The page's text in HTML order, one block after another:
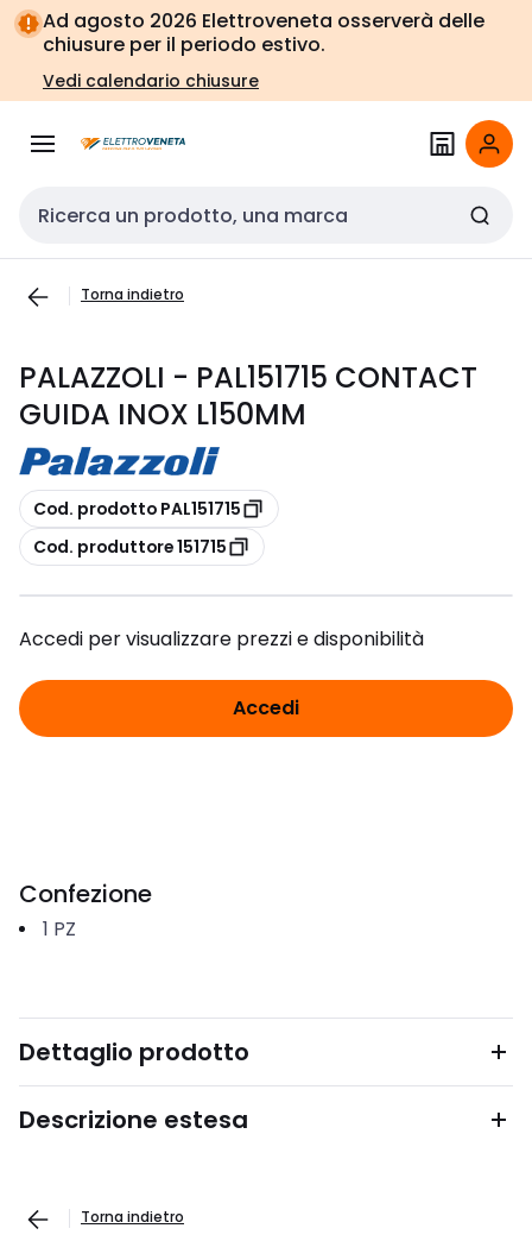
Vai alla
navigazione
Vai
alla
pagina
Ad agosto 2026 Elettroveneta osserverà delle
chiusure per il periodo estivo.
Vedi calendario chiusure
Cerca input
Torna indietro
PALAZZOLI - PAL151715 CONTACT
GUIDA INOX L150MM
copia
Cod. prodotto PAL151715
copia
Cod. produttore 151715
Accedi per visualizzare prezzi e disponibilità
Accedi
Confezione
1 PZ
Dettaglio prodotto
Descrizione estesa
Torna indietro